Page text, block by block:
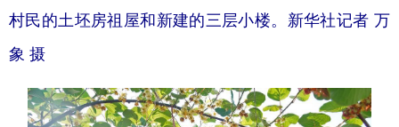
村民的土坯房祖屋和新建的三层小楼。新华社记者 万
象 摄